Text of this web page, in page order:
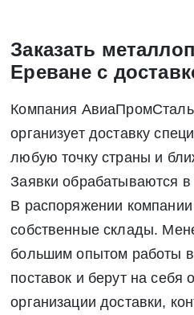
Заказать
Ереване с
Компания
организует доставку
любую точку страны и
Заявки обрабатываются в
В распоряжении
собственные склады.
большим опытом работы
поставок и берут на себя
организации доставки,
* - обязательные поля для
Отправить
Нажимая на кнопку «Отправить
на обработку своих